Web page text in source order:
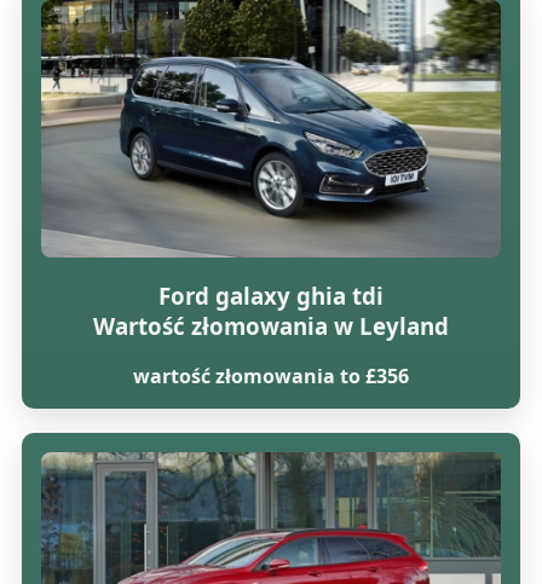
Ford galaxy ghia tdi
Wartość złomowania w Leyland
wartość złomowania to £356